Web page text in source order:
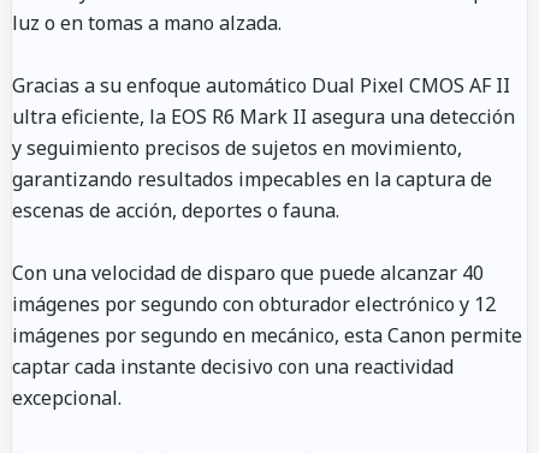
luz o en tomas a mano alzada.
Gracias a su enfoque automático Dual Pixel CMOS AF II
ultra eficiente, la EOS R6 Mark II asegura una detección
y seguimiento precisos de sujetos en movimiento,
garantizando resultados impecables en la captura de
escenas de acción, deportes o fauna.
Con una velocidad de disparo que puede alcanzar 40
imágenes por segundo con obturador electrónico y 12
imágenes por segundo en mecánico, esta Canon permite
captar cada instante decisivo con una reactividad
excepcional.